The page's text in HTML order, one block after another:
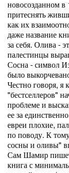
новосозданном в
притеснять
как их
даже название
за себя. Олива -
палестинцы
Сосна - символ
было
Честно говоря, я
"бестселлеров"
проблеме и
ее за
евреи плохие,
по поводу. К
сосны и оливы"
Сам Шамир
книга с